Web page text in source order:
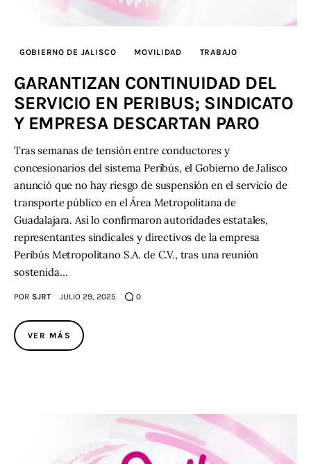
GOBIERNO DE JALISCO MOVILIDAD TRABAJO
GARANTIZAN CONTINUIDAD DEL
SERVICIO EN PERIBUS; SINDICATO
Y EMPRESA DESCARTAN PARO
Tras semanas de tensión entre conductores y
concesionarios del sistema Peribús, el Gobierno de Jalisco
anunció que no hay riesgo de suspensión en el servicio de
transporte público en el Área Metropolitana de
Guadalajara. Así lo confirmaron autoridades estatales,
representantes sindicales y directivos de la empresa
Peribús Metropolitano S.A. de C.V., tras una reunión
sostenida…
POR SJRT JULIO 29, 2025 0
VER MÁS